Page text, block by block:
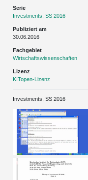
Serie
Investments, SS 2016
Publiziert am
30.06.2016
Fachgebiet
Wirtschaftswissenschaften
Lizenz
KITopen-Lizenz
Investments, SS 2016